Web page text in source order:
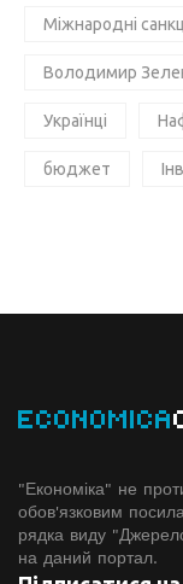
Міжнародні
Володимир
Українці
бюджет
ECONOMICA
"Економіка" не
обов'язковим
рядка виду
на даний портал.